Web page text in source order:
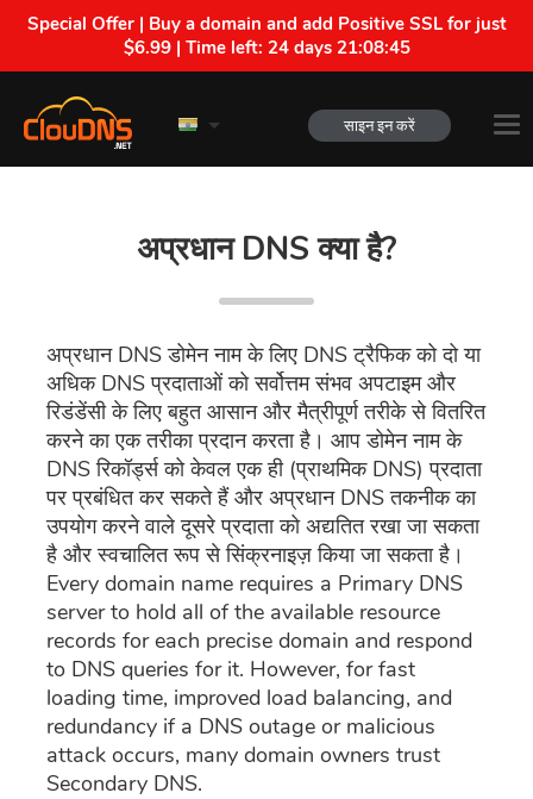
Special Offer | Buy a domain and add Positive SSL for just
$6.99 | Time left: 24 days 21:08:45
साइन इन करें
अप्रधान DNS क्या है?
अप्रधान DNS डोमेन नाम के लिए DNS ट्रैफिक को दो या
अधिक DNS प्रदाताओं को सर्वोत्तम संभव अपटाइम और
रिडंडेंसी के लिए बहुत आसान और मैत्रीपूर्ण तरीके से वितरित
करने का एक तरीका प्रदान करता है। आप डोमेन नाम के
DNS रिकॉर्ड्स को केवल एक ही (प्राथमिक DNS) प्रदाता
पर प्रबंधित कर सकते हैं और अप्रधान DNS तकनीक का
उपयोग करने वाले दूसरे प्रदाता को अद्यतित रखा जा सकता
है और स्वचालित रूप से सिंक्रनाइज़ किया जा सकता है।
Every domain name requires a Primary DNS
server to hold all of the available resource
records for each precise domain and respond
to DNS queries for it. However, for fast
loading time, improved load balancing, and
redundancy if a DNS outage or malicious
attack occurs, many domain owners trust
Secondary DNS.